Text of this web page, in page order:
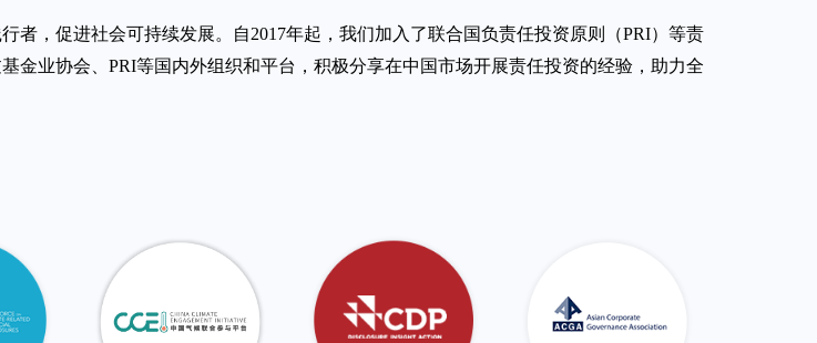
，促进社会可持续发展。自2017年起，我们加入了联合国负责任投资原则（PRI）等责
金业协会、PRI等国内外组织和平台，积极分享在中国市场开展责任投资的经验，助力全